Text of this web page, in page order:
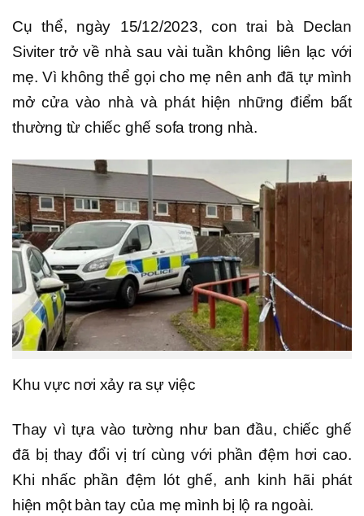
Cụ thể, ngày 15/12/2023, con trai bà Declan
Siviter trở về nhà sau vài tuần không liên lạc với
mẹ. Vì không thể gọi cho mẹ nên anh đã tự mình
mở cửa vào nhà và phát hiện những điểm bất
thường từ chiếc ghế sofa trong nhà.
Khu vực nơi xảy ra sự việc
Thay vì tựa vào tường như ban đầu, chiếc ghế
đã bị thay đổi vị trí cùng với phần đệm hơi cao.
Khi nhấc phần đệm lót ghế, anh kinh hãi phát
hiện một bàn tay của mẹ mình bị lộ ra ngoài.